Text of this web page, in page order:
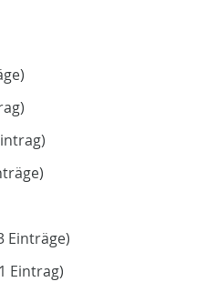
Einträge)
Eintrag)